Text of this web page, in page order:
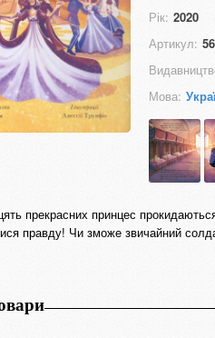
Рік: 2020
Артикул:
Мова:
прекрасних принцес
правду! Чи зможе звичайний